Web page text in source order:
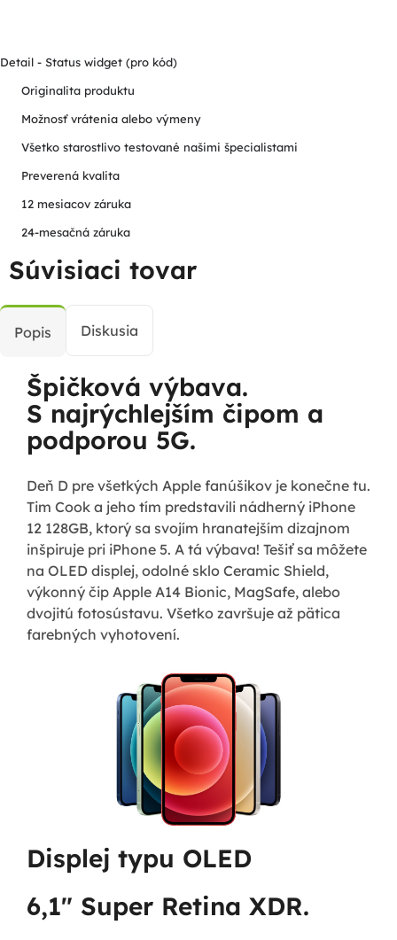
Detail - Status widget (pro kód)
Originalita produktu
Možnosť vrátenia alebo výmeny
Všetko starostlivo testované našimi špecialistami
Preverená kvalita
12 mesiacov záruka
24-mesačná záruka
Súvisiaci tovar
Popis Diskusia
Špičková výbava.
S najrýchlejším čipom a
podporou 5G.
Deň D pre všetkých Apple fanúšikov je konečne tu.
Tim Cook a jeho tím predstavili nádherný iPhone
12 128GB, ktorý sa svojím hranatejším dizajnom
inšpiruje pri iPhone 5. A tá výbava! Tešiť sa môžete
na OLED displej, odolné sklo Ceramic Shield,
výkonný čip Apple A14 Bionic, MagSafe, alebo
dvojitú fotosústavu. Všetko završuje až pätica
farebných vyhotovení.
Displej typu OLED
6,1" Super Retina XDR.